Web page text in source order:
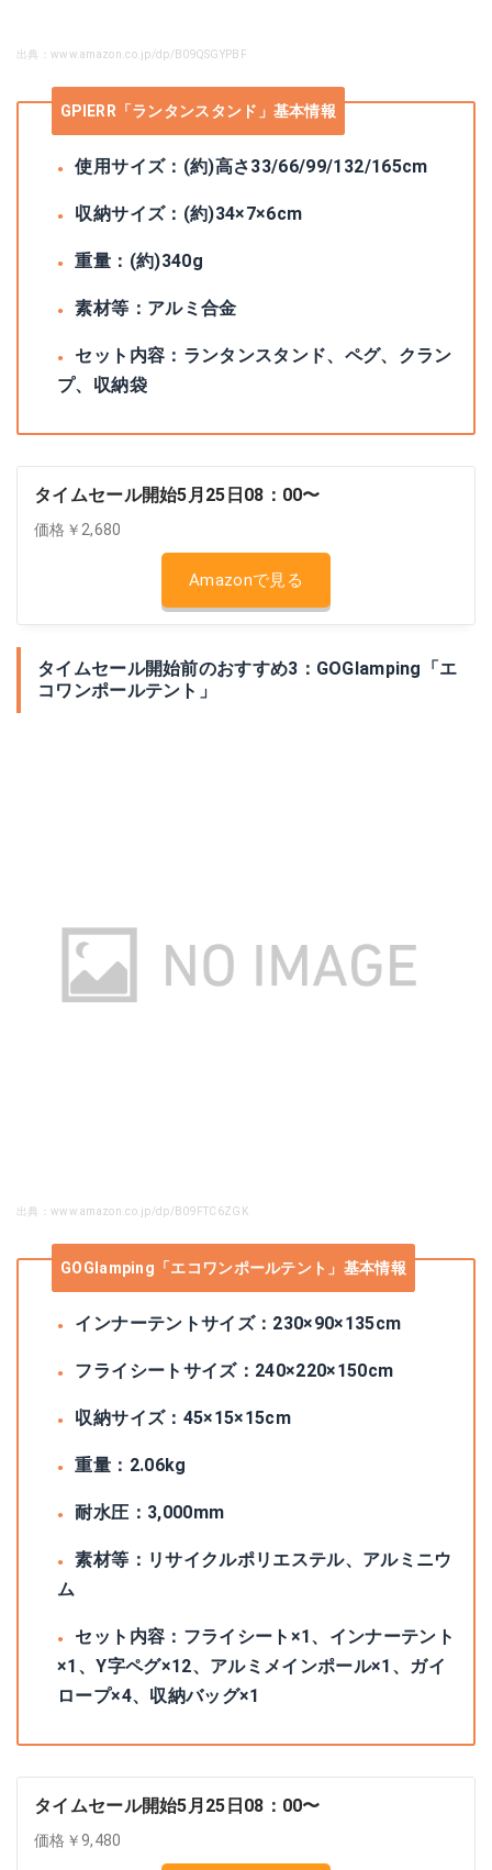
出典：www.amazon.co.jp/dp/B09QSGYPBF
GPIERR「ランタンスタンド」基本情報
使用サイズ：(約)高さ33/66/99/132/165cm
収納サイズ：(約)34×7×6cm
重量：(約)340g
素材等：アルミ合金
セット内容：ランタンスタンド、ペグ、クラン
プ、収納袋
タイムセール開始5月25日08：00〜
価格￥2,680
Amazonで見る
タイムセール開始前のおすすめ3：GOGlamping「エ
コワンポールテント」
出典：www.amazon.co.jp/dp/B09FTC6ZGK
GOGlamping「エコワンポールテント」基本情報
インナーテントサイズ：230×90×135cm
フライシートサイズ：240×220×150cm
収納サイズ：45×15×15cm
重量：2.06kg
耐水圧：3,000mm
素材等：リサイクルポリエステル、アルミニウ
ム
セット内容：フライシート×1、インナーテント
×1、Y字ペグ×12、アルミメインポール×1、ガイ
ロープ×4、収納バッグ×1
タイムセール開始5月25日08：00〜
価格￥9,480